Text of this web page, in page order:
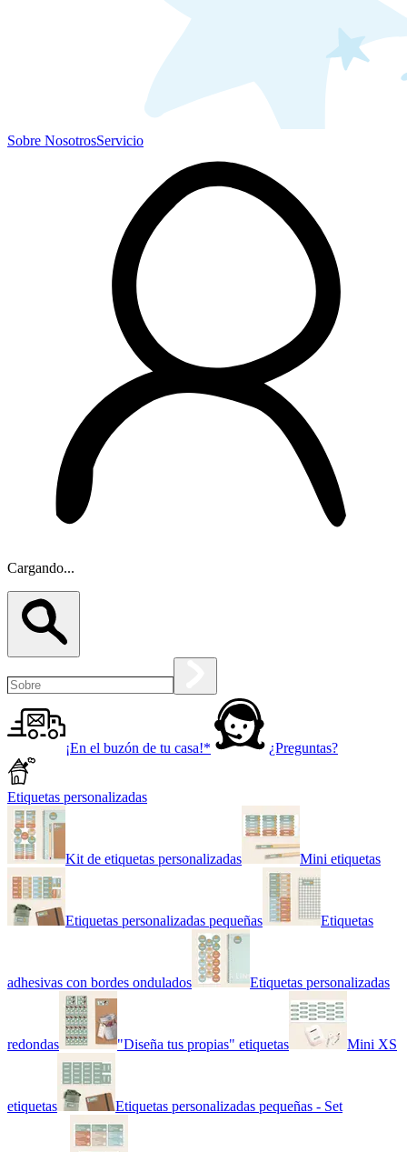
Sobre NosotrosServicio
Cargando...
¡En el buzón de tu casa!* ¿Preguntas?
Etiquetas personalizadas
Kit de etiquetas personalizadas Mini etiquetas
Etiquetas personalizadas pequeñas Etiquetas
adhesivas con bordes ondulados Etiquetas personalizadas
redondas "Diseña tus propias" etiquetas Mini XS
etiquetas Etiquetas personalizadas pequeñas - Set